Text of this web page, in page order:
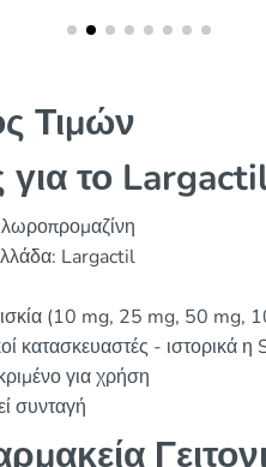
Τιμών
το
Largactil
(10 mg, 25 mg, 50 mg,
κατασκευαστές - ιστορικά
για χρήση
συνταγή